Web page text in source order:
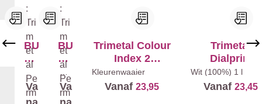
BU
ND
EL
:
Tri
Va
BU
ND
EL
:
Tri
(10
0%)
1 l
Va
Trimetal Colour
Index 2
Kleurenwaaier
Kleurenwaaier
Vanaf 23,95
Trimetal
Dialprim
Wit (100%) 1 l
Vanaf 23,45